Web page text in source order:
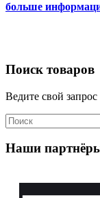
больше
Поиск товаров
Ведите свой запрос
Наши